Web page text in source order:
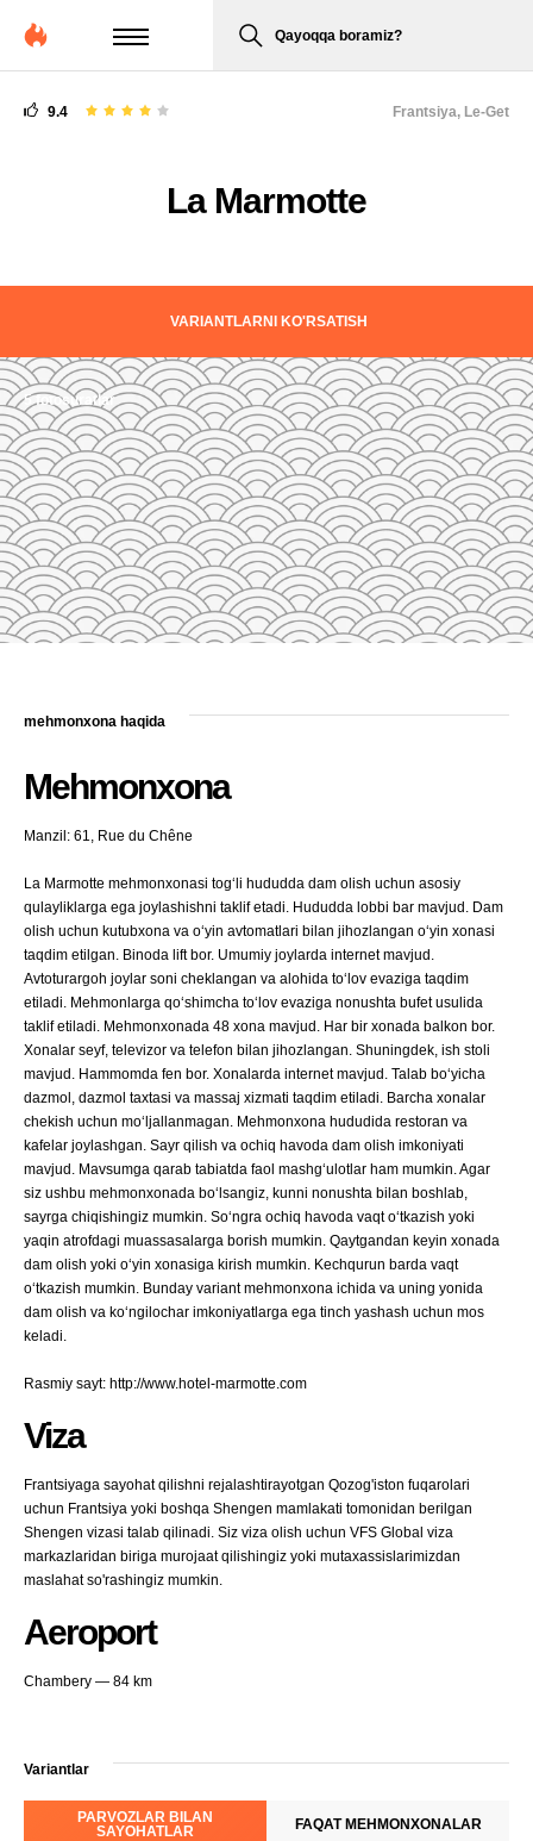
Qayoqqa boramiz?
9.4
La Marmotte
Frantsiya, Le-Get
VARIANTLARNI KO'RSATISH
5 fotosuratlar
mehmonxona haqida
Mehmonxona
Manzil: 61, Rue du Chêne
La Marmotte mehmonxonasi tog‘li hududda dam olish uchun asosiy
qulayliklarga ega joylashishni taklif etadi. Hududda lobbi bar mavjud. Dam
olish uchun kutubxona va o‘yin avtomatlari bilan jihozlangan o‘yin xonasi
taqdim etilgan. Binoda lift bor. Umumiy joylarda internet mavjud.
Avtoturargoh joylar soni cheklangan va alohida to‘lov evaziga taqdim
etiladi. Mehmonlarga qo‘shimcha to‘lov evaziga nonushta bufet usulida
taklif etiladi. Mehmonxonada 48 xona mavjud. Har bir xonada balkon bor.
Xonalar seyf, televizor va telefon bilan jihozlangan. Shuningdek, ish stoli
mavjud. Hammomda fen bor. Xonalarda internet mavjud. Talab bo‘yicha
dazmol, dazmol taxtasi va massaj xizmati taqdim etiladi. Barcha xonalar
chekish uchun mo‘ljallanmagan. Mehmonxona hududida restoran va
kafelar joylashgan. Sayr qilish va ochiq havoda dam olish imkoniyati
mavjud. Mavsumga qarab tabiatda faol mashg‘ulotlar ham mumkin. Agar
siz ushbu mehmonxonada bo‘lsangiz, kunni nonushta bilan boshlab,
sayrga chiqishingiz mumkin. So‘ngra ochiq havoda vaqt o‘tkazish yoki
yaqin atrofdagi muassasalarga borish mumkin. Qaytgandan keyin xonada
dam olish yoki o‘yin xonasiga kirish mumkin. Kechqurun barda vaqt
o‘tkazish mumkin. Bunday variant mehmonxona ichida va uning yonida
dam olish va ko‘ngilochar imkoniyatlarga ega tinch yashash uchun mos
keladi.
Rasmiy sayt: http://www.hotel-marmotte.com
Viza
Frantsiyaga sayohat qilishni rejalashtirayotgan Qozog'iston fuqarolari
uchun Frantsiya yoki boshqa Shengen mamlakati tomonidan berilgan
Shengen vizasi talab qilinadi. Siz viza olish uchun VFS Global viza
markazlaridan biriga murojaat qilishingiz yoki mutaxassislarimizdan
maslahat so'rashingiz mumkin.
Aeroport
Chambery — 84 km
Variantlar
PARVOZLAR BILAN
SAYOHATLAR
FAQAT MEHMONXONALAR